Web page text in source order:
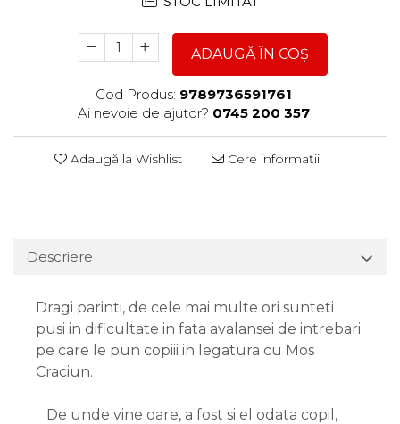
ADAUGĂ ÎN COȘ
Cod Produs: 9789736591761
Ai nevoie de ajutor? 0745 200 357
Adaugă la Wishlist Cere informații
Descriere
Dragi parinti, de cele mai multe ori sunteti
pusi in dificultate in fata avalansei de intrebari
pe care le pun copiii in legatura cu Mos
Craciun.
De unde vine oare, a fost si el odata copil,